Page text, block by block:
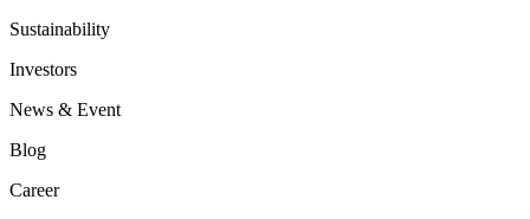
Sustainability
Investors
News & Event
Blog
Career